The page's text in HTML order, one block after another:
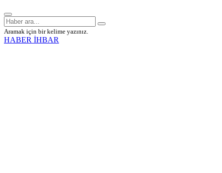
Aramak için bir kelime yazınız.
HABER İHBAR